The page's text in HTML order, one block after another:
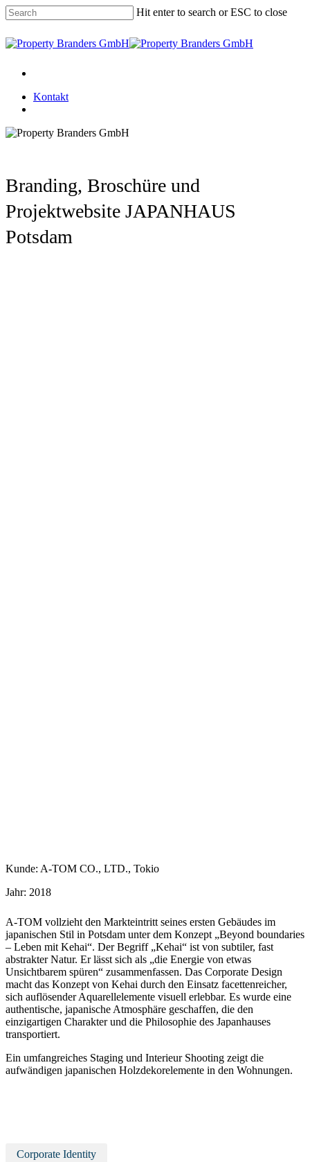
Skip
to
main
content
Hit enter to search or ESC to close
Close
Menu
Kontakt
Branding, Broschüre und
Projektwebsite JAPANHAUS
Potsdam
Kunde: A-TOM CO., LTD., Tokio
Jahr: 2018
A-TOM vollzieht den Markteintritt seines ersten Gebäudes im
japanischen Stil in Potsdam unter dem Konzept „Beyond boundaries
– Leben mit Kehai“. Der Begriff „Kehai“ ist von subtiler, fast
abstrakter Natur. Er lässt sich als „die Energie von etwas
Unsichtbarem spüren“ zusammenfassen. Das Corporate Design
macht das Konzept von Kehai durch den Einsatz facettenreicher,
sich auflösender Aquarellelemente visuell erlebbar. Es wurde eine
authentische, japanische Atmosphäre geschaffen, die den
einzigartigen Charakter und die Philosophie des Japanhauses
transportiert.
Ein umfangreiches Staging und Interieur Shooting zeigt die
aufwändigen japanischen Holzdekorelemente in den Wohnungen.
Corporate Identity